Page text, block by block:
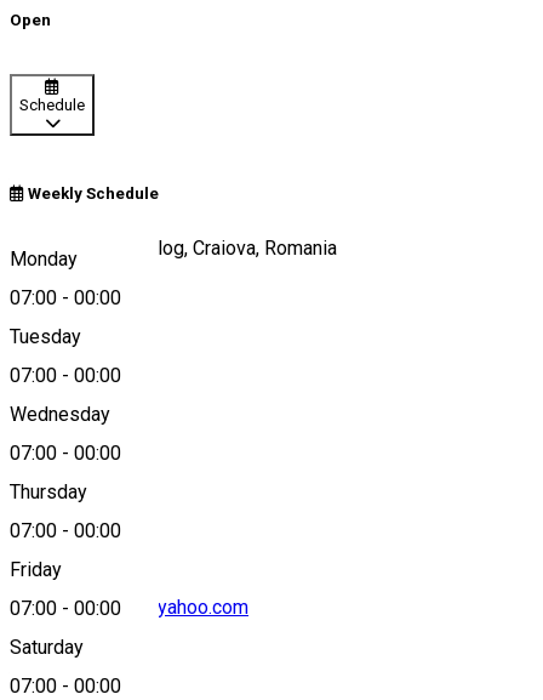
Open
Schedule
Weekly Schedule
Monday
07:00 - 00:00
Tuesday
07:00 - 00:00
Wednesday
07:00 - 00:00
Thursday
07:00 - 00:00
Friday
07:00 - 00:00
Saturday
07:00 - 00:00
Strada V. G. Paleolog, Craiova, Romania
Map
rentacar.craiova@yahoo.com